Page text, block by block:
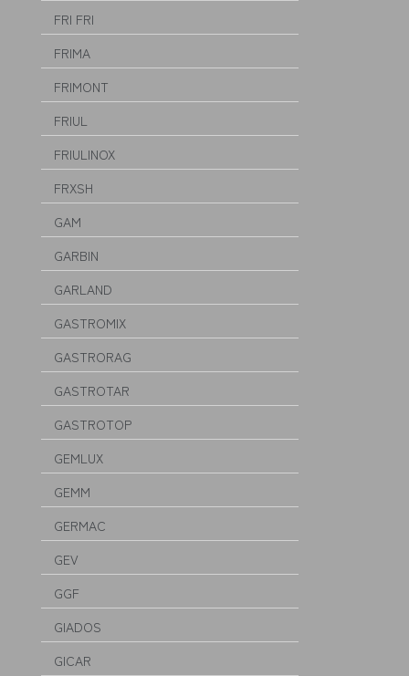
FRI FRI
FRIMA
FRIMONT
FRIUL
FRIULINOX
FRXSH
GAM
GARBIN
GARLAND
GASTROMIX
GASTRORAG
GASTROTAR
GASTROTOP
GEMLUX
GEMM
GERMAC
GEV
GGF
GIADOS
GICAR